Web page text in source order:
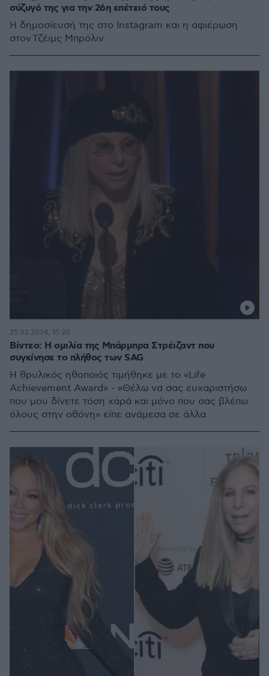
σύζυγό της για την 26η επέτειό τους
Η δημοσίευσή της στο Instagram και η αφιέρωση
στον Τζέιμς Μπρόλιν
Βίντεο: Η ομιλία της Μπάρμπρα Στρέιζαντ που
συγκίνησε το πλήθος των SAG
Η θρυλικός ηθοποιός τιμήθηκε με το «Life
Achievement Award» - «Θέλω να σας ευχαριστήσω
που μου δίνετε τόση χαρά και μόνο που σας βλέπω
όλους στην οθόνη» είπε ανάμεσα σε άλλα
25.02.2024, 15:20